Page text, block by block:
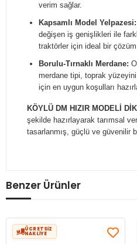
verim sağlar.
Kapsamlı Model Yelpazesi:
değişen iş genişlikleri ile
traktörler için ideal bir
Borulu-Tırnaklı Merdane:
merdane tipi, toprak
için en uygun koşulları
KÖYLÜ DM HIZIR MODELİ
şekilde hazırlayarak tarımsal
tasarlanmış, güçlü ve güvenilir
Benzer Ürünler
ÜCRETSİZ
NAKLİYE